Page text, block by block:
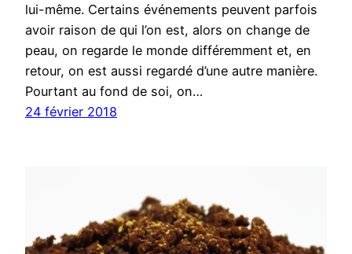
lui-même. Certains événements peuvent parfois
avoir raison de qui l’on est, alors on change de
peau, on regarde le monde différemment et, en
retour, on est aussi regardé d’une autre manière.
Pourtant au fond de soi, on…
24 février 2018